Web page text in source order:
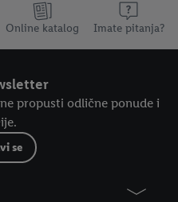
Online katalog Imate pitanja?
propusti odlične ponude i
se